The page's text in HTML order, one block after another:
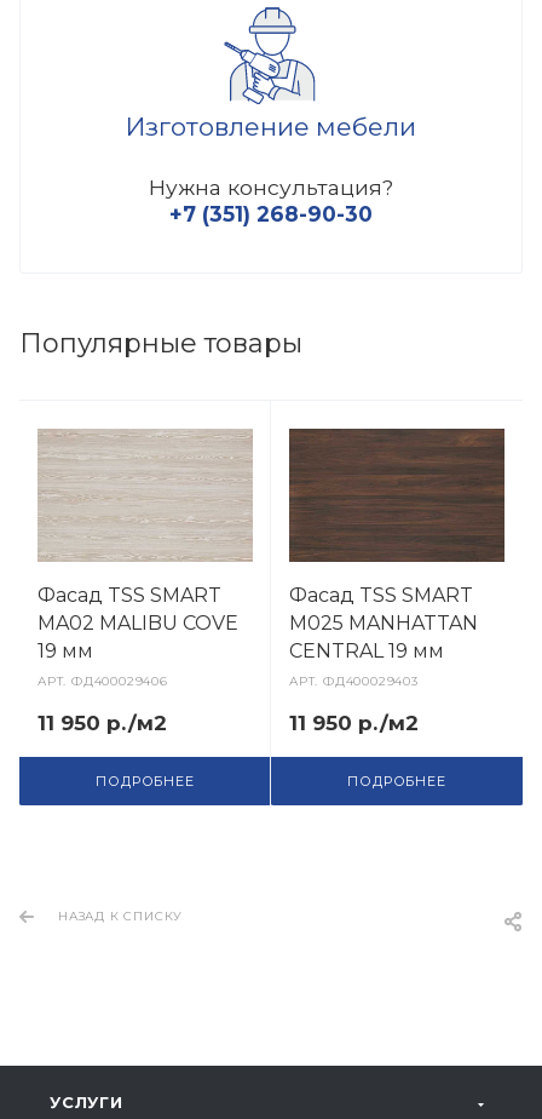
Изготовление мебели
Нужна консультация?
+7 (351) 268-90-30
Популярные товары
Фасад TSS SMART
MA02 MALIBU COVE
19 мм
АРТ.ФД400029406
11 950 р./м2
ПОДРОБНЕЕ
Фасад TSS SMART
M025 MANHATTAN
CENTRAL 19 мм
АРТ.ФД400029403
11 950 р./м2
ПОДРОБНЕЕ
НАЗАД К СПИСКУ
УСЛУГИ